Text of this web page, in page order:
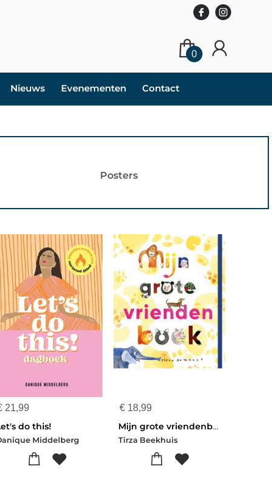
0
Nieuws Evenementen Contact
Posters
21,99
do this!
Middelberg
€ 18,99
Mijn grote vriendenboek
Tirza Beekhuis